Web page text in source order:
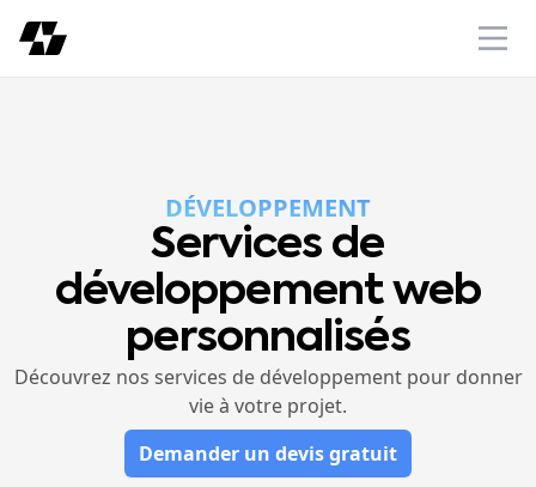
Anphos
DÉVELOPPEMENT
Services de
développement web
personnalisés
Découvrez nos services de développement pour donner
vie à votre projet.
Demander un devis gratuit